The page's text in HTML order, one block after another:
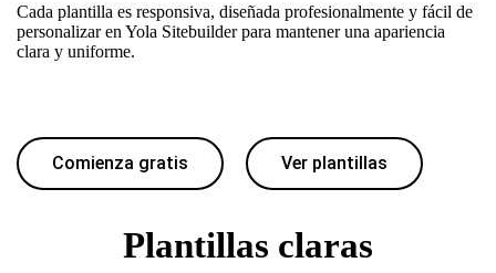
Cada plantilla es responsiva, diseñada profesionalmente y fácil de
personalizar en Yola Sitebuilder para mantener una apariencia
clara y uniforme.
Comienza gratis Ver plantillas
Plantillas claras